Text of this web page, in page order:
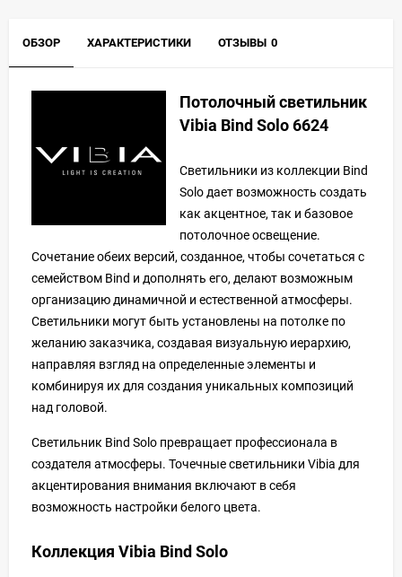
ОБЗОР ХАРАКТЕРИСТИКИ ОТЗЫВЫ 0
Потолочный светильник
Vibia Bind Solo 6624
Светильники из коллекции Bind
Solo дает возможность создать
как акцентное, так и базовое
потолочное освещение.
Сочетание обеих версий, созданное, чтобы сочетаться с
семейством Bind и дополнять его, делают возможным
организацию динамичной и естественной атмосферы.
Светильники могут быть установлены на потолке по
желанию заказчика, создавая визуальную иерархию,
направляя взгляд на определенные элементы и
комбинируя их для создания уникальных композиций
над головой.
Светильник Bind Solo превращает профессионала в
создателя атмосферы. Точечные светильники Vibia для
акцентирования внимания включают в себя
возможность настройки белого цвета.
Коллекция Vibia Bind Solo